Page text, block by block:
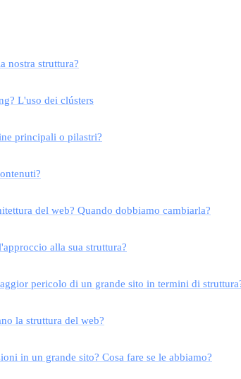
nostra struttura?
L'uso dei clústers
principali o pilastri?
del web? Quando dobbiamo cambiarla?
alla sua struttura?
pericolo di un grande sito in termini di
la struttura del web?
in un grande sito? Cosa fare se le abbiamo?